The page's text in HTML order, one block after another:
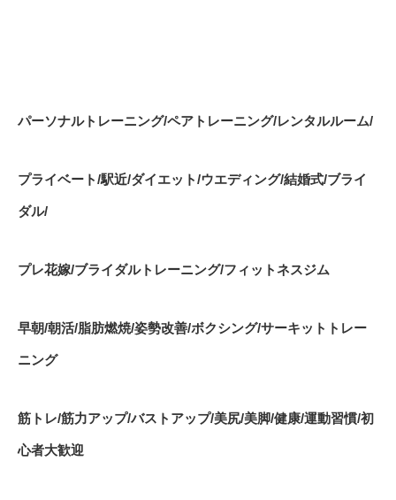
パーソナルトレーニング/ペアトレーニング/レンタルルーム/
プライベート/駅近/ダイエット/ウエディング/結婚式/ブライ
ダル/
プレ花嫁/ブライダルトレーニング/フィットネスジム
早朝/朝活/脂肪燃焼/姿勢改善/ボクシング/サーキットトレー
ニング
筋トレ/筋力アップ/バストアップ/美尻/美脚/健康/運動習慣/初
心者大歓迎